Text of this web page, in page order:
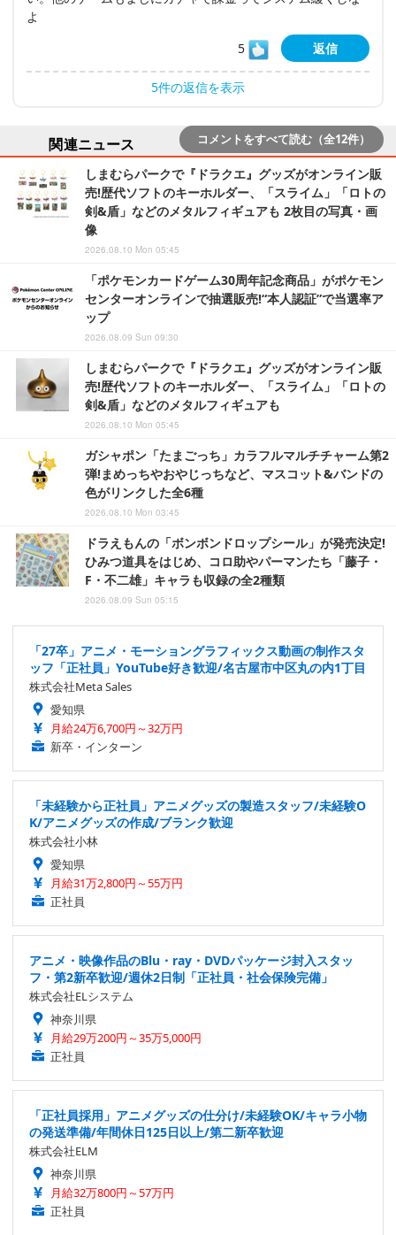
よ
5
返信
5件の返信を表示
コメントをすべて読む（全12件）
関連ニュース
しまむらパークで『ドラクエ』グッズがオンライン販
売!歴代ソフトのキーホルダー、「スライム」「ロトの
剣&盾」などのメタルフィギュアも 2枚目の写真・画
像
2026.08.10 Mon 05:45
「ポケモンカードゲーム30周年記念商品」がポケモン
センターオンラインで抽選販売!“本人認証”で当選率ア
ップ
2026.08.09 Sun 09:30
しまむらパークで『ドラクエ』グッズがオンライン販
売!歴代ソフトのキーホルダー、「スライム」「ロトの
剣&盾」などのメタルフィギュアも
2026.08.10 Mon 05:45
ガシャポン「たまごっち」カラフルマルチチャーム第2
弾!まめっちやおやじっちなど、マスコット&バンドの
色がリンクした全6種
2026.08.10 Mon 03:45
ドラえもんの「ボンボンドロップシール」が発売決定!
ひみつ道具をはじめ、コロ助やパーマンたち「藤子・
F・不二雄」キャラも収録の全2種類
2026.08.09 Sun 05:15
「27卒」アニメ・モーショングラフィックス動画の制作スタ
ッフ「正社員」YouTube好き歓迎/名古屋市中区丸の内1丁目
株式会社Meta Sales
愛知県
月給24万6,700円～32万円
新卒・インターン
「未経験から正社員」アニメグッズの製造スタッフ/未経験O
K/アニメグッズの作成/ブランク歓迎
株式会社小林
愛知県
月給31万2,800円～55万円
正社員
アニメ・映像作品のBlu・ray・DVDパッケージ封入スタッ
フ・第2新卒歓迎/週休2日制「正社員・社会保険完備」
株式会社ELシステム
神奈川県
月給29万200円～35万5,000円
正社員
「正社員採用」アニメグッズの仕分け/未経験OK/キャラ小物
の発送準備/年間休日125日以上/第二新卒歓迎
株式会社ELM
神奈川県
月給32万800円～57万円
正社員